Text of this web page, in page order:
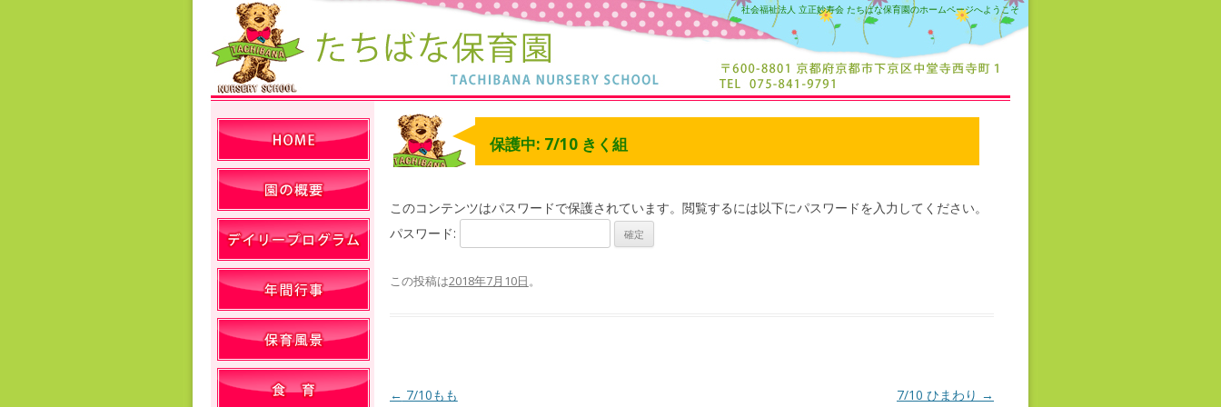
社会福祉法人 立正妙寿会 たちばな保育園のホームページへようこそ
保護中: 7/10 きく組
このコンテンツはパスワードで保護されています。閲覧するには以下にパスワードを入力してください。
パスワード:
この投稿は2018年7月10日。
← 7/10もも 7/10 ひまわり →